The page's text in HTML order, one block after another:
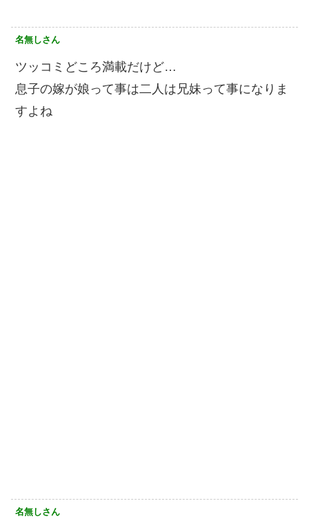
名無しさん
ツッコミどころ満載だけど…
息子の嫁が娘って事は二人は兄妹って事になりま
すよね
名無しさん